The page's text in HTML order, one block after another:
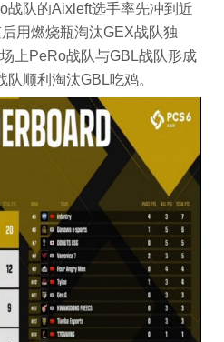
战队的Aixleft选手率先冲到近
用燃烧瓶淘汰GEX战队独
上PeRo战队与GBL战队形成
顺利淘汰GBL吃鸡。